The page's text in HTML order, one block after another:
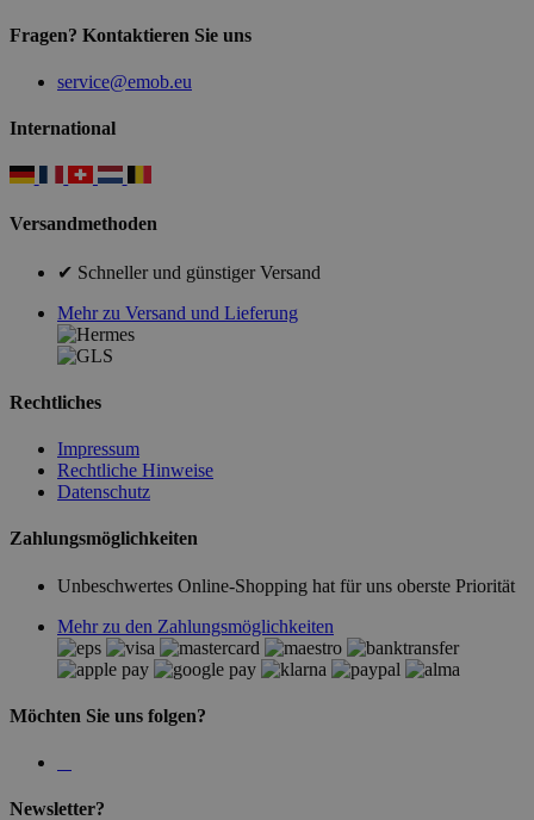
Fragen? Kontaktieren Sie uns
service@emob.eu
International
Versandmethoden
✔ Schneller und günstiger Versand
Mehr zu Versand und Lieferung
Rechtliches
Impressum
Rechtliche Hinweise
Datenschutz
Zahlungsmöglichkeiten
Unbeschwertes Online-Shopping hat für uns oberste Priorität
Mehr zu den Zahlungsmöglichkeiten
Möchten Sie uns folgen?
Newsletter?